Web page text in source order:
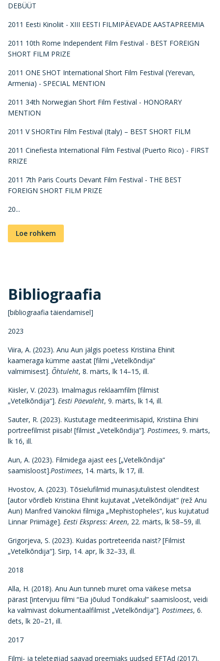
DEBÜÜT
2011 Eesti Kinoliit - XIII EESTI FILMIPÄEVADE AASTAPREEMIA
2011 10th Rome Independent Film Festival - BEST FOREIGN
SHORT FILM PRIZE
2011 ONE SHOT International Short Film Festival (Yerevan,
Armenia) - SPECIAL MENTION
2011 34th Norwegian Short Film Festival - HONORARY
MENTION
2011 V SHORTini Film Festival (Italy) – BEST SHORT FILM
2011 Cinefiesta International Film Festival (Puerto Rico) - FIRST
RRIZE
2011 7th Paris Courts Devant Film Festival - THE BEST
FOREIGN SHORT FILM PRIZE
20...
Loe rohkem
Bibliograafia
[bibliograafia täiendamisel]
2023
Viira, A. (2023). Anu Aun jälgis poetess Kristiina Ehinit
kaameraga kümme aastat [filmi „Vetelkõndija“
valmimisest]. Õhtuleht, 8. märts, lk 14–15, ill.
Kiisler, V. (2023). Imalmagus reklaamfilm [filmist
„Vetelkõndija“]. Eesti Päevaleht, 9. märts, lk 14, ill.
Sauter, R. (2023). Kustutage mediteerimisäpid, Kristiina Ehini
portreefilmist piisab! [filmist „Vetelkõndija“]. Postimees, 9. märts,
lk 16, ill.
Aun, A. (2023). Filmidega ajast ees [„Vetelkõndija“
saamisloost].Postimees, 14. märts, lk 17, ill.
Hvostov, A. (2023). Tõsielufilmid muinasjutulistest olenditest
[autor võrdleb Kristiina Ehinit kujutavat „Vetelkõndijat“ (rež Anu
Aun) Manfred Vainokivi filmiga „Mephistopheles“, kus kujutatud
Linnar Priimäge]. Eesti Ekspress: Areen, 22. märts, lk 58–59, ill.
Grigorjeva, S. (2023). Kuidas portreteerida naist? [Filmist
„Vetelkõndija“]. Sirp, 14. apr, lk 32–33, ill.
2018
Alla, H. (2018). Anu Aun tunneb muret oma väikese metsa
pärast [intervjuu filmi “Eia jõulud Tondikakul” saamisloost, veidi
ka valmivast dokumentaalfilmist „Vetelkõndija“]. Postimees, 6.
dets, lk 20–21, ill.
2017
Filmi- ja teletegijad saavad preemiaks uudsed EFTAd (2017).